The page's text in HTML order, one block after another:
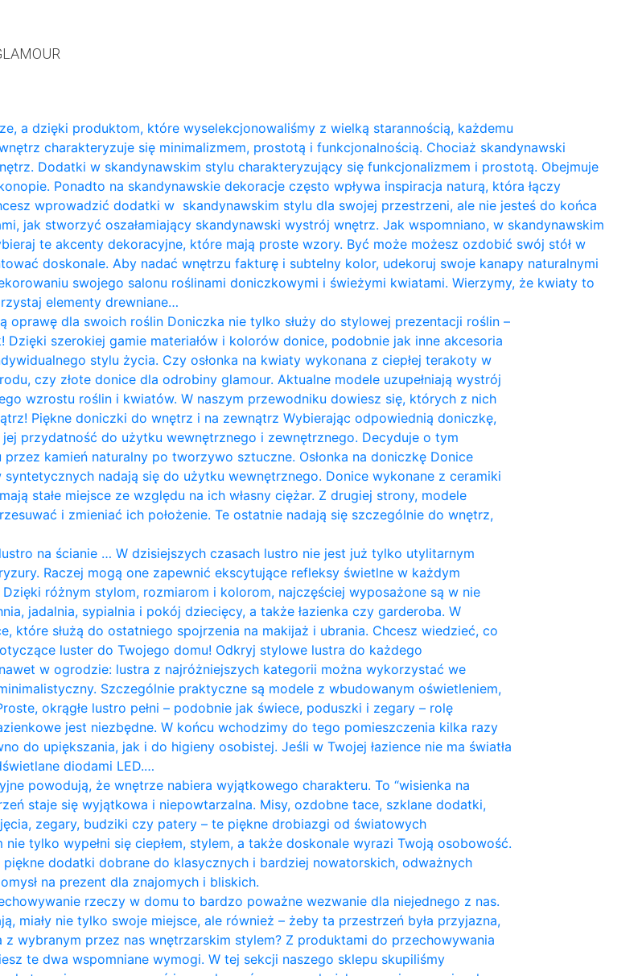
a dzięki produktom, które wyselekcjonowaliśmy z wielką starannością, każdemu
charakteryzuje się minimalizmem, prostotą i funkcjonalnością. Chociaż skandynawski
Dodatki w skandynawskim stylu charakteryzujący się funkcjonalizmem i prostotą. Obejmuje
Ponadto na skandynawskie dekoracje często wpływa inspiracja naturą, która łączy
wprowadzić dodatki w skandynawskim stylu dla swojej przestrzeni, ale nie jesteś do końca
jak stworzyć oszałamiający skandynawski wystrój wnętrz. Jak wspomniano, w skandynawskim
te akcenty dekoracyjne, które mają proste wzory. Być może możesz ozdobić swój stół w
doskonale. Aby nadać wnętrzu fakturę i subtelny kolor, udekoruj swoje kanapy naturalnymi
swojego salonu roślinami doniczkowymi i świeżymi kwiatami. Wierzymy, że kwiaty to
elementy drewniane…
oprawę dla swoich roślin Doniczka nie tylko służy do stylowej prezentacji roślin –
szerokiej gamie materiałów i kolorów donice, podobnie jak inne akcesoria
stylu życia. Czy osłonka na kwiaty wykonana z ciepłej terakoty w
czy złote donice dla odrobiny glamour. Aktualne modele uzupełniają wystrój
wzrostu roślin i kwiatów. W naszym przewodniku dowiesz się, których z nich
Piękne doniczki do wnętrz i na zewnątrz Wybierając odpowiednią doniczkę,
przydatność do użytku wewnętrznego i zewnętrznego. Decyduje o tym
kamień naturalny po tworzywo sztuczne. Osłonka na doniczkę Donice
syntetycznych nadają się do użytku wewnętrznego. Donice wykonane z ceramiki
stałe miejsce ze względu na ich własny ciężar. Z drugiej strony, modele
i zmieniać ich położenie. Te ostatnie nadają się szczególnie do wnętrz,
na ścianie … W dzisiejszych czasach lustro nie jest już tylko utylitarnym
Raczej mogą one zapewnić ekscytujące refleksy świetlne w każdym
różnym stylom, rozmiarom i kolorom, najczęściej wyposażone są w nie
jadalnia, sypialnia i pokój dziecięcy, a także łazienka czy garderoba. W
które służą do ostatniego spojrzenia na makijaż i ubrania. Chcesz wiedzieć, co
luster do Twojego domu! Odkryj stylowe lustra do każdego
w ogrodzie: lustra z najróżniejszych kategorii można wykorzystać we
Szczególnie praktyczne są modele z wbudowanym oświetleniem,
okrągłe lustro pełni – podobnie jak świece, poduszki i zegary – rolę
jest niezbędne. W końcu wchodzimy do tego pomieszczenia kilka razy
do upiększania, jak i do higieny osobistej. Jeśli w Twojej łazience nie ma światła
diodami LED.…
powodują, że wnętrze nabiera wyjątkowego charakteru. To “wisienka na
staje się wyjątkowa i niepowtarzalna. Misy, ozdobne tace, szklane dodatki,
zegary, budziki czy patery – te piękne drobiazgi od światowych
tylko wypełni się ciepłem, stylem, a także doskonale wyrazi Twoją osobowość.
dodatki dobrane do klasycznych i bardziej nowatorskich, odważnych
na prezent dla znajomych i bliskich.
rzeczy w domu to bardzo poważne wezwanie dla niejednego z nas.
miały nie tylko swoje miejsce, ale również – żeby ta przestrzeń była przyjazna,
wybranym przez nas wnętrzarskim stylem? Z produktami do przechowywania
te dwa wspomniane wymogi. W tej sekcji naszego sklepu skupiliśmy